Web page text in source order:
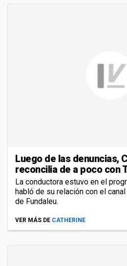
Luego de las denuncias,
reconcilia de a poco con
La conductora estuvo en el
habló de su relación con el
de Fundaleu.
VER MÁS DE CATHERINE